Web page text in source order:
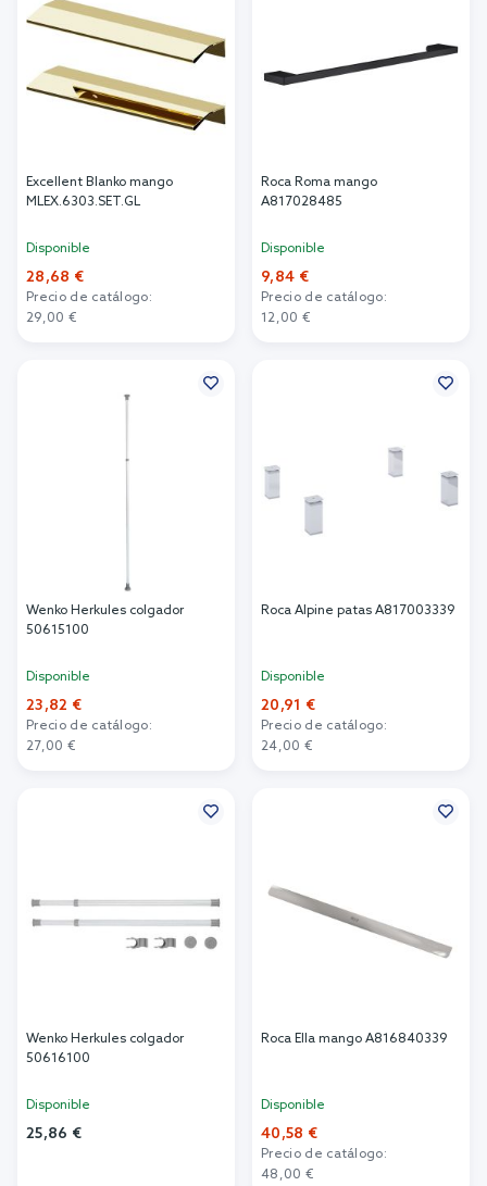
Excellent Blanko mango
MLEX.6303.SET.GL
Disponible
28,68 €
Precio de catálogo:
29,00 €
Roca Roma mango
A817028485
Disponible
9,84 €
Precio de catálogo:
12,00 €
Wenko Herkules colgador
50615100
Disponible
23,82 €
Precio de catálogo:
27,00 €
Roca Alpine patas A817003339
Disponible
20,91 €
Precio de catálogo:
24,00 €
Wenko Herkules colgador
50616100
Disponible
25,86 €
Roca Ella mango A816840339
Disponible
40,58 €
Precio de catálogo:
48,00 €